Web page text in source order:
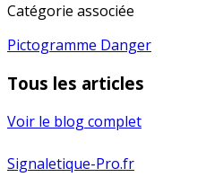
Catégorie associée
Pictogramme Danger
Tous les articles
Voir le blog complet
Signaletique-Pro.fr